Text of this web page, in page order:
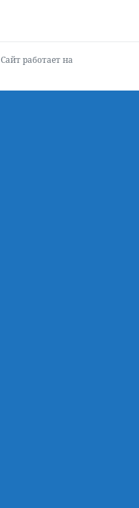
Сайт работает на